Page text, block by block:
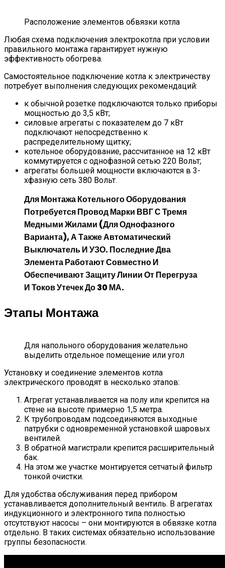
Расположение элементов обвязки котла
Любая схема подключения электрокотла при условии
правильного монтажа гарантирует нужную
эффективность обогрева.
Самостоятельное подключение котла к электричеству
потребует выполнения следующих рекомендаций:
к обычной розетке подключаются только приборы
мощностью до 3,5 кВт;
силовые агрегаты с показателем до 7 кВт
подключают непосредственно к
распределительному щитку;
котельное оборудование, рассчитанное на 12 кВт
коммутируется с однофазной сетью 220 Вольт;
агрегаты большей мощности включаются в 3-
хфазную сеть 380 Вольт.
Для Монтажа Котельного Оборудования
Потребуется Провод Марки ВВГ С Тремя
Медными Жилами (для Однофазного
Варианта), А Также Автоматический
Выключатель И УЗО. Последние Два
Элемента Работают Совместно И
Обеспечивают Защиту Линии От Перегруза
И Токов Утечек До 30 МА.
Этапы Монтажа
Для напольного оборудования желательно
выделить отдельное помещение или угол
Установку и соединение элементов котла
электрического проводят в несколько этапов:
Агрегат устанавливается на полу или крепится на
стене на высоте примерно 1,5 метра.
К трубопроводам подсоединяются выходные
патрубки с одновременной установкой шаровых
вентилей.
В обратной магистрали крепится расширительный
бак.
На этом же участке монтируется сетчатый фильтр
тонкой очистки.
Для удобства обслуживания перед прибором
устанавливается дополнительный вентиль. В агрегатах
индукционного и электронного типа полностью
отсутствуют насосы – они монтируются в обвязке котла
отдельно. В таких системах обязательно использование
группы безопасности.